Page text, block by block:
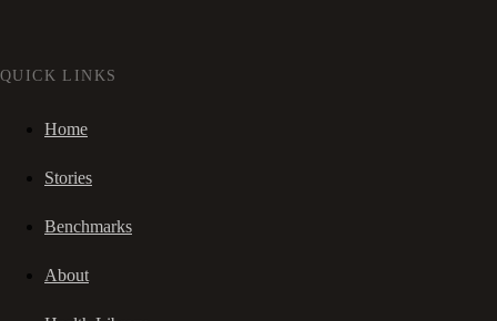
QUICK LINKS
Home
Stories
Benchmarks
About